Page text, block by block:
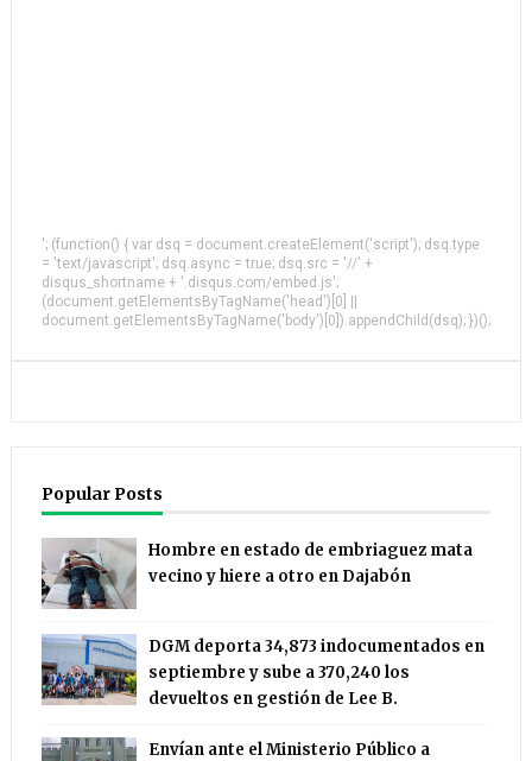
'; (function() { var dsq = document.createElement('script'); dsq.type
= 'text/javascript'; dsq.async = true; dsq.src = '//' +
disqus_shortname + '.disqus.com/embed.js';
(document.getElementsByTagName('head')[0] ||
document.getElementsByTagName('body')[0]).appendChild(dsq); })();
Popular Posts
Hombre en estado de embriaguez mata
vecino y hiere a otro en Dajabón
DGM deporta 34,873 indocumentados en
septiembre y sube a 370,240 los
devueltos en gestión de Lee B.
Envían ante el Ministerio Público a